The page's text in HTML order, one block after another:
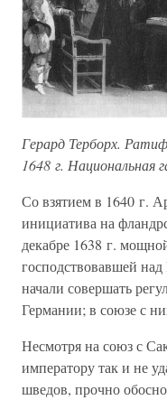
Герард Терборх.
1648 г. Национальная
Со взятием в 1640 г.
инициатива на
декабре 1638 г.
господствовавшей
начали совершать
Германии; в союзе с
Несмотря на союз с
императору так и не
шведов, прочно